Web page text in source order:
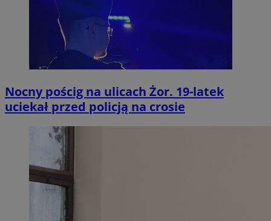
Nocny pościg na ulicach Żor. 19-latek
uciekał przed policją na crosie